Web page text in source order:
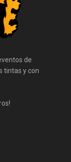
de
tintas y con